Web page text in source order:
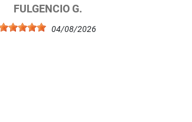
FULGENCIO G.
04/08/2026